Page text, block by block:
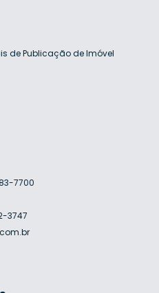
de Publicação de Imóvel
7700
3747